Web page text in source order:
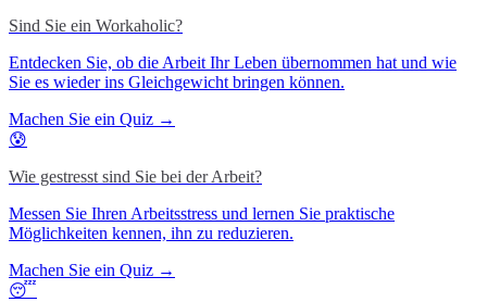
Sind Sie ein Workaholic?
Entdecken Sie, ob die Arbeit Ihr Leben übernommen hat und wie
Sie es wieder ins Gleichgewicht bringen können.
Machen Sie ein Quiz →
😰
Wie gestresst sind Sie bei der Arbeit?
Messen Sie Ihren Arbeitsstress und lernen Sie praktische
Möglichkeiten kennen, ihn zu reduzieren.
Machen Sie ein Quiz →
😴